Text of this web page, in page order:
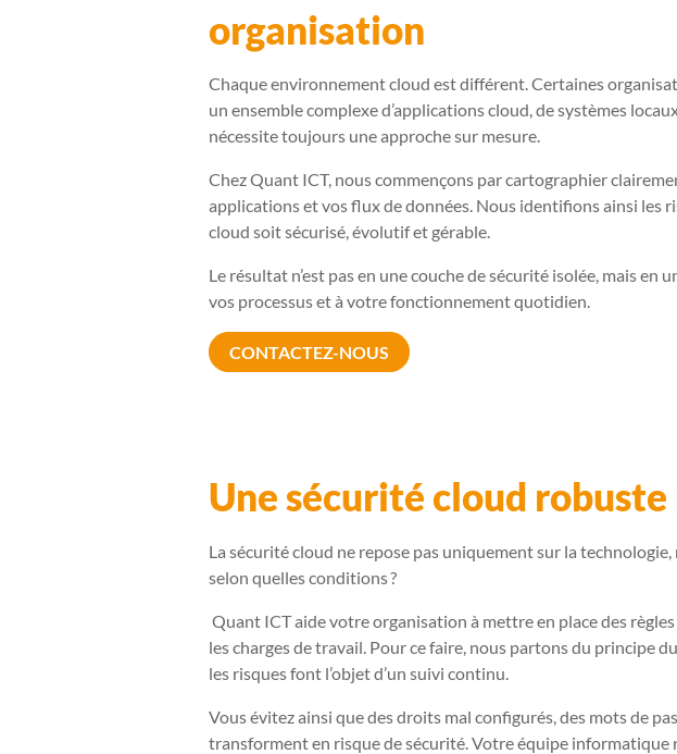
organisation
Chaque environnement cloud est différent. Certaines
un ensemble complexe d’applications cloud, de systèmes
nécessite toujours une approche sur mesure.
Chez Quant ICT, nous commençons par cartographier
applications et vos flux de données. Nous identifions ainsi les
cloud soit sécurisé, évolutif et gérable.
Le résultat n’est pas en une couche de sécurité isolée, mais
vos processus et à votre fonctionnement quotidien.
CONTACTEZ-NOUS
Une sécurité cloud robuste
La sécurité cloud ne repose pas uniquement sur la
selon quelles conditions ?
Quant ICT aide votre organisation à mettre en place des
les charges de travail. Pour ce faire, nous partons du principe
les risques font l’objet d’un suivi continu.
Vous évitez ainsi que des droits mal configurés, des mots de
transforment en risque de sécurité. Votre équipe informatique